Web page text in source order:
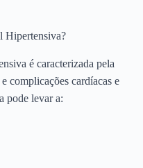
Hipertensiva?
é caracterizada pela
complicações cardíacas e
pode levar a: